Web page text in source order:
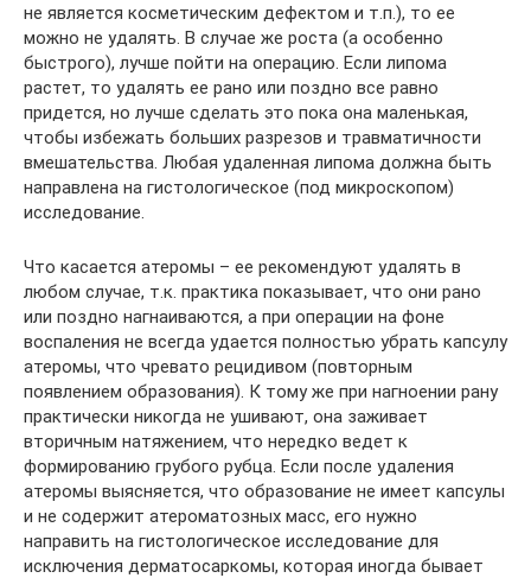
не является косметическим дефектом и т.п.), то ее
можно не удалять. В случае же роста (а особенно
быстрого), лучше пойти на операцию. Если липома
растет, то удалять ее рано или поздно все равно
придется, но лучше сделать это пока она маленькая,
чтобы избежать больших разрезов и травматичности
вмешательства. Любая удаленная липома должна быть
направлена на гистологическое (под микроскопом)
исследование.
Что касается атеромы – ее рекомендуют удалять в
любом случае, т.к. практика показывает, что они рано
или поздно нагнаиваются, а при операции на фоне
воспаления не всегда удается полностью убрать капсулу
атеромы, что чревато рецидивом (повторным
появлением образования). К тому же при нагноении рану
практически никогда не ушивают, она заживает
вторичным натяжением, что нередко ведет к
формированию грубого рубца. Если после удаления
атеромы выясняется, что образование не имеет капсулы
и не содержит атероматозных масс, его нужно
направить на гистологическое исследование для
исключения дерматосаркомы, которая иногда бывает